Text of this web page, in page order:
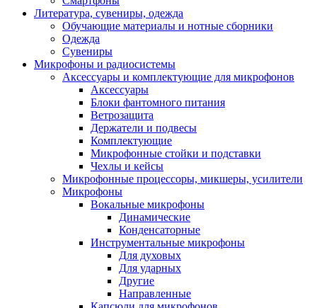
Литература, сувениры, одежда
Обучающие материалы и нотные сборники
Одежда
Сувениры
Микрофоны и радиосистемы
Аксессуары и комплектующие для микрофонов
Аксессуары
Блоки фантомного питания
Ветрозащита
Держатели и подвесы
Комплектующие
Микрофонные стойки и подставки
Чехлы и кейсы
Микрофонные процессоры, микшеры, усилители
Микрофоны
Вокальные микрофоны
Динамические
Конденсаторные
Инструментальные микрофоны
Для духовых
Для ударных
Другие
Направленные